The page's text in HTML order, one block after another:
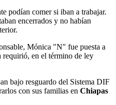
podían comer si iban a trabajar.
encerrados y no habían
Mónica "N" fue puesta a
requirió, en el término de ley
bajo resguardo del Sistema DIF
con sus familias en Chiapas